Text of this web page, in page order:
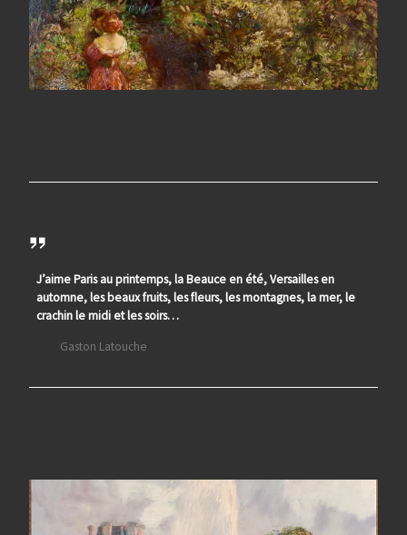
J’aime Paris au printemps, la Beauce en été, Versailles en
automne, les beaux fruits, les fleurs, les montagnes, la mer, le
crachin le midi et les soirs…
Gaston Latouche